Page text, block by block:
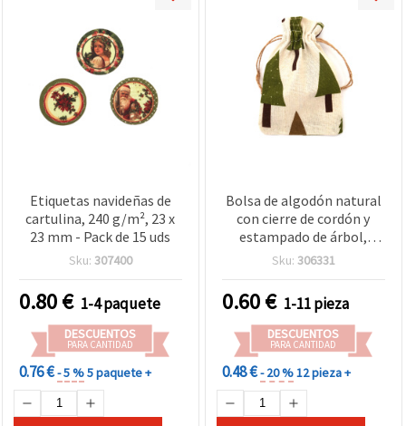
Etiquetas navideñas de
cartulina, 240 g/m², 23 x
23 mm - Pack de 15 uds
Sku: 307400
0.80€ 1-4 paquete
DESCUENTOS
PARA CANTIDAD
0.76 €- 5 %5 paquete +
Bolsa de algodón natural
con cierre de cordón y
estampado de árbol,
10~12 x 15~17 cm
Sku: 306331
0.60€ 1-11 pieza
DESCUENTOS
PARA CANTIDAD
0.48 €- 20 %12 pieza +